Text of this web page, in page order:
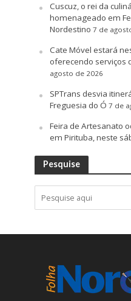
Cuscuz, o rei da
homenageado em
Nordestino 7 de
Cate Móvel estará
oferecendo serviços
agosto de 2026
SPTrans desvia
Freguesia do Ó 7 de
Feira de Artesanato
em Pirituba, neste
Pesquise